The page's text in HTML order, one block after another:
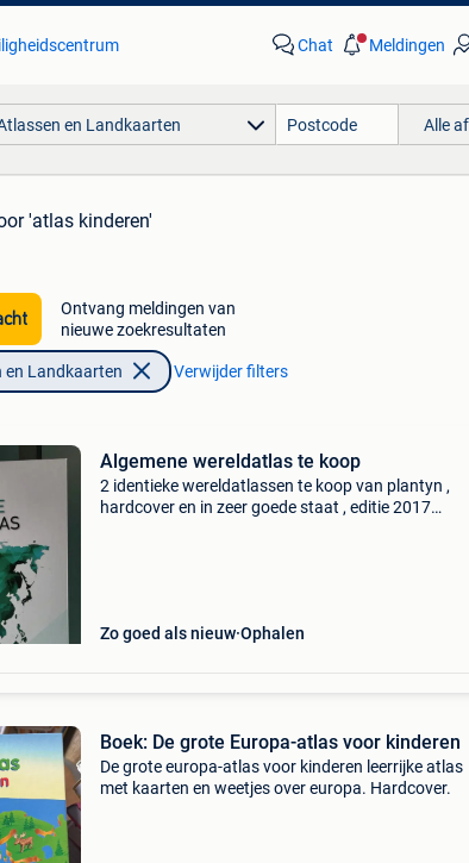
Chat Meldingen
en Landkaarten Alle
'atlas kinderen'
Ontvang meldingen van
nieuwe zoekresultaten
en Landkaarten Verwijder filters
Algemene wereldatlas te koop
2 identieke wereldatlassen te koop van plantyn ,
hardcover en in zeer goede staat , editie 2017
Zo goed als nieuw Ophalen
Boek: De grote Europa-atlas voor kinderen
De grote europa-atlas voor kinderen leerrijke atlas
met kaarten en weetjes over europa. Hardcover.